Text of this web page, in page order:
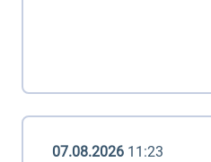
07.08.2026 11:23